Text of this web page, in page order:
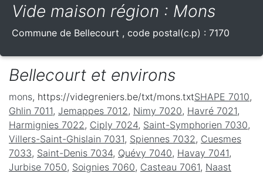
Vide maison région : Mons
Commune de Bellecourt , code postal(c.p) : 7170
Bellecourt et environs
mons, https://videgreniers.be/txt/mons.txtSHAPE 7010,
Ghlin 7011, Jemappes 7012 , Nimy 7020, Havré 7021,
Harmignies 7022 , Ciply 7024, Saint-Symphorien 7030,
Villers-Saint-Ghislain 7031, Spiennes 7032 , Cuesmes
7033, Saint-Denis 7034, Quévy 7040, Havay 7041,
Jurbise 7050, Soignies 7060, Casteau 7061, Naast